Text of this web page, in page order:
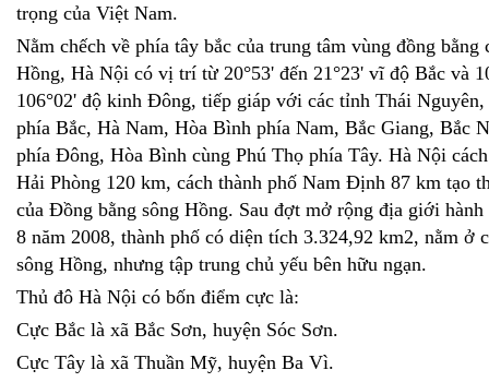
trọng của Việt Nam.
Nằm chếch về phía tây bắc của trung tâm vùng đồng bằng
Hồng, Hà Nội có vị trí từ 20°53' đến 21°23' vĩ độ Bắc và
106°02' độ kinh Đông, tiếp giáp với các tỉnh Thái
phía Bắc, Hà Nam, Hòa Bình phía Nam, Bắc Giang, Bắc
phía Đông, Hòa Bình cùng Phú Thọ phía Tây. Hà Nội
Hải Phòng 120 km, cách thành phố Nam Định 87 km tạo
của Đồng bằng sông Hồng. Sau đợt mở rộng địa giới hành
8 năm 2008, thành phố có diện tích 3.324,92 km2, nằm ở
sông Hồng, nhưng tập trung chủ yếu bên hữu ngạn.
Thủ đô Hà Nội có bốn điểm cực là:
Cực Bắc là xã Bắc Sơn, huyện Sóc Sơn.
Cực Tây là xã Thuần Mỹ, huyện Ba Vì.